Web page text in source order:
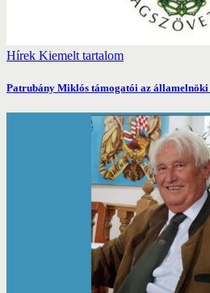
Hírek Kiemelt tartalom
Patrubány Miklós támogatói az államelnöki